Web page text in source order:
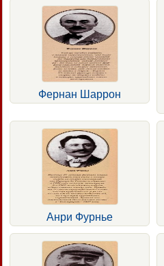
Фернан Шаррон
Анри Фурнье